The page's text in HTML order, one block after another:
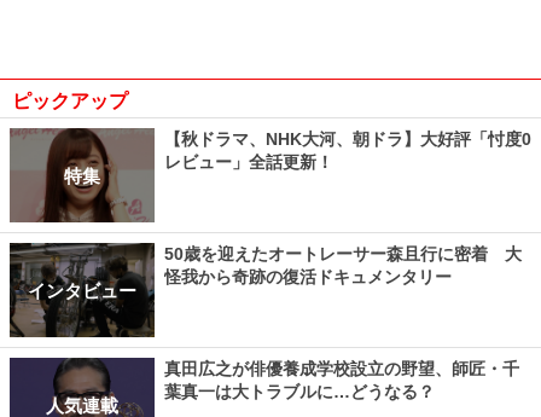
ピックアップ
特集
【秋ドラマ、NHK大河、朝ドラ】大好評「忖度0
レビュー」全話更新！
インタビュー
50歳を迎えたオートレーサー森且行に密着 大
怪我から奇跡の復活ドキュメンタリー
人気連載
真田広之が俳優養成学校設立の野望、師匠・千
葉真一は大トラブルに…どうなる？